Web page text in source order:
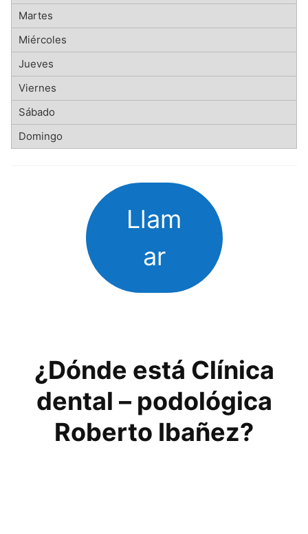
Llam
ar
¿Dónde está Clínica
dental – podológica
Roberto Ibañez?